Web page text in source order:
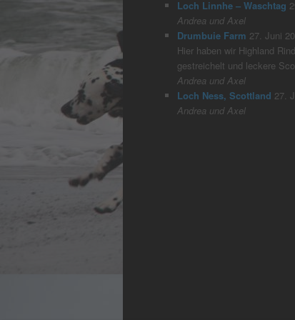
Loch Linnhe – Waschtag
Andrea und Axel
Drumbuie Farm 27. Juni
Hier haben wir Highland
gestreichelt und leckere
Andrea und Axel
Loch Ness, Scottland 27.
Andrea und Axel